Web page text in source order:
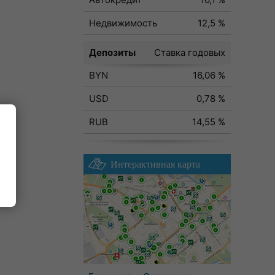
Недвижимость
12,5 %
Депозиты
Ставка годовых
BYN
16,06 %
USD
0,78 %
RUB
14,55 %
Интерактивная карта